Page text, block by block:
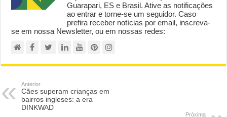
Guarapari, ES e Brasil. Ative as notificações
ao entrar e torne-se um seguidor. Caso
prefira receber notícias por email, inscreva-
se em nossa Newsletter, ou em nossas redes:
Anterior
Cães superam crianças em
bairros ingleses: a era
DINKWAD
Próxima